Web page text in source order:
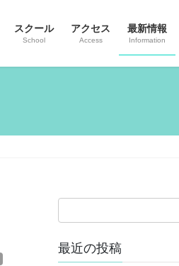
スクール
School
アクセス
Access
最新情報
Information
最近の投稿